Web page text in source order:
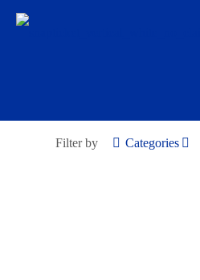
Filter by Categories